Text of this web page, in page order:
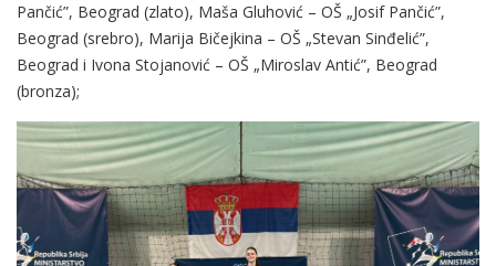
Pančić”, Beograd (zlato), Maša Gluhović – OŠ „Josif Pančić”,
Beograd (srebro), Marija Bičejkina – OŠ „Stevan Sinđelić”,
Beograd i Ivona Stojanović – OŠ „Miroslav Antić”, Beograd
(bronza);